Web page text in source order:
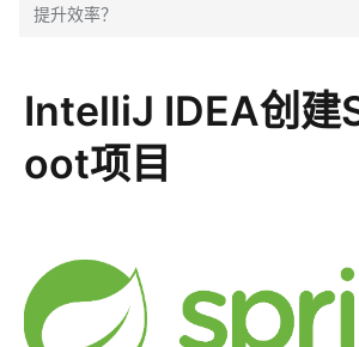
提升效率？
IntelliJ IDEA创建
oot项目